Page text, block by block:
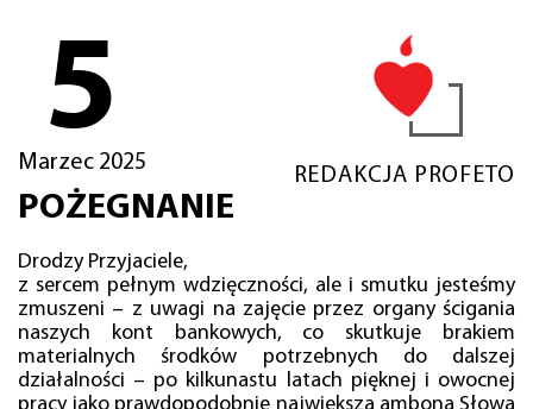
5
Marzec 2025
REDAKCJA PROFETO
POŻEGNANIE
Drodzy Przyjaciele,
z sercem pełnym wdzięczności, ale i smutku jesteśmy
zmuszeni – z uwagi na zajęcie przez organy ścigania
naszych kont bankowych, co skutkuje brakiem
materialnych środków potrzebnych do dalszej
działalności – po kilkunastu latach pięknej i owocnej